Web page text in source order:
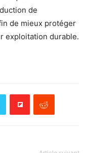
de
de mieux protéger
exploitation durable.